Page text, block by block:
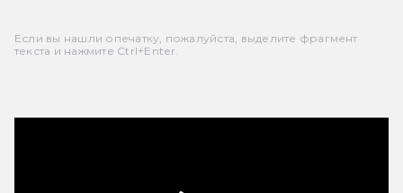
Если вы нашли опечатку, пожалуйста, выделите фрагмент
текста и нажмите Ctrl+Enter.